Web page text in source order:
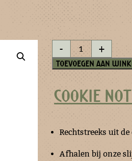
-
mij
niet
aantal
+
Toevoegen aan
COOKIE
Rechtstreeks uit
Afhalen bij onze